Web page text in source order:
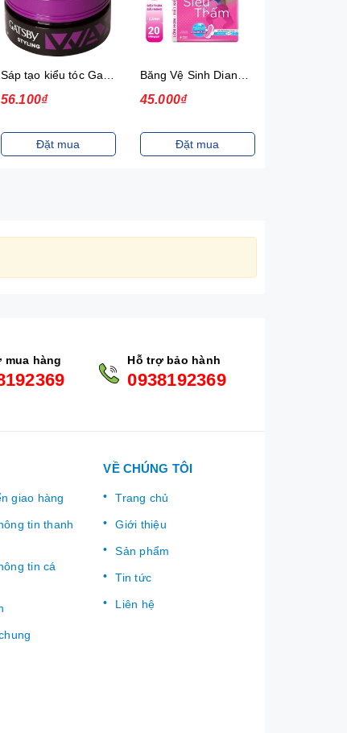
56.100₫
Đặt mua
45.000₫
Đặt mua
mua hàng Hỗ trợ bảo hành
0938192369
giao hàng
tin thanh
tin cá
VỀ CHÚNG TÔI
Trang chủ
Giới thiệu
Sản phẩm
Tin tức
Liên hệ